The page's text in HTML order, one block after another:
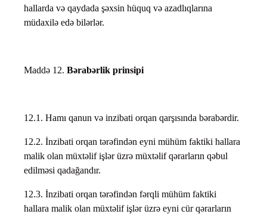
hallarda və qaydada şəxsin hüquq və azadlıqlarına
müdaxilə edə bilərlər.
Maddə 12. Bərabərlik prinsipi
12.1. Hamı qanun və inzibati orqan qarşısında bərabərdir.
12.2. İnzibati orqan tərəfindən eyni mühüm faktiki hallara
malik olan müxtəlif işlər üzrə müxtəlif qərarların qəbul
edilməsi qadağandır.
12.3. İnzibati orqan tərəfindən fərqli mühüm faktiki
hallara malik olan müxtəlif işlər üzrə eyni cür qərarların